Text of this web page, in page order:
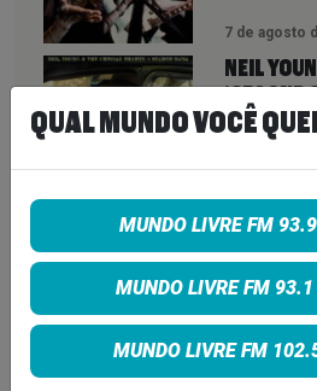
7 de agosto
NEIL
‘SECOND
DE 11
NOVA
HEARTS
7 de agosto
PETER
KORN,
7 de agosto
QUAL MUNDO VOCÊ
MUNDO LIVRE FM
MUNDO LIVRE FM
MUNDO LIVRE FM